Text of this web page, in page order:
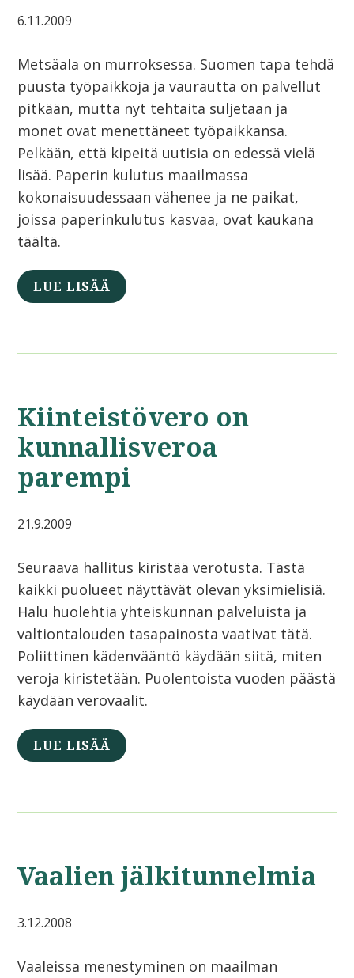
6.11.2009
Metsäala on murroksessa. Suomen tapa tehdä
puusta työpaikkoja ja vaurautta on palvellut
pitkään, mutta nyt tehtaita suljetaan ja
monet ovat menettäneet työpaikkansa.
Pelkään, että kipeitä uutisia on edessä vielä
lisää. Paperin kulutus maailmassa
kokonaisuudessaan vähenee ja ne paikat,
joissa paperinkulutus kasvaa, ovat kaukana
täältä.
LUE LISÄÄ
Kiinteistövero on
kunnallisveroa
parempi
21.9.2009
Seuraava hallitus kiristää verotusta. Tästä
kaikki puolueet näyttävät olevan yksimielisiä.
Halu huolehtia yhteiskunnan palveluista ja
valtiontalouden tasapainosta vaativat tätä.
Poliittinen kädenvääntö käydään siitä, miten
veroja kiristetään. Puolentoista vuoden päästä
käydään verovaalit.
LUE LISÄÄ
Vaalien jälkitunnelmia
3.12.2008
Vaaleissa menestyminen on maailman